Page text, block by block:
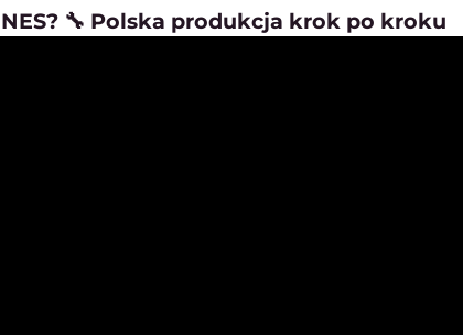
🔧 Polska produkcja krok po kroku